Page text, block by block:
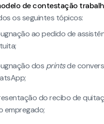
de contestação
os seguintes tópicos:
ao pedido de
dos printsde
do recibo de
empregado;